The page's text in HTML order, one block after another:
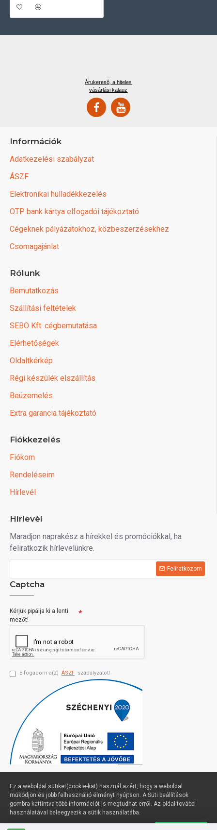
Árukereső, a hiteles
vásárlási kalauz
Információk
Adatkezelési szabályzat
ÁSZF
Elektronikai hulladékkezelés
OTP bank kártya elfogadói tájékoztató
Cégeknek pályázatokhoz, közbeszerzésekhez
Csomagajánlat
Rólunk
Bemutatkozás
Szállítási feltételek
SEBO Kft. cégbemutatása
Elérhetőségek
Oldaltkérkép
Régi készülék elszállítás
Beüzemelés
Extra garancia tájékoztató
Fiókkezelés
Fiókom
Rendeléseim
Hírlevél
Hírlevél
Maradjon naprakész a hírekkel és promóciókkal, ha
feliratkozik hírlevelünkre.
Felíratkozom
Captcha
Kérjük pipálja ki a lenti
mezőt!
Elfogadom a(z) ÁSZF szabályzatot!
Profimuszaki.hu - exPanda ERP
Ez a weboldal sütiket(cookie-kat) használ azért, hogy a weboldal
működjön és jobb felhasználió élményt nyújtson. A Süti beállítások
gombra kattintva több információt is megtudhat erről. Az oldal további
használatával beleegyezik a sütik használatába.